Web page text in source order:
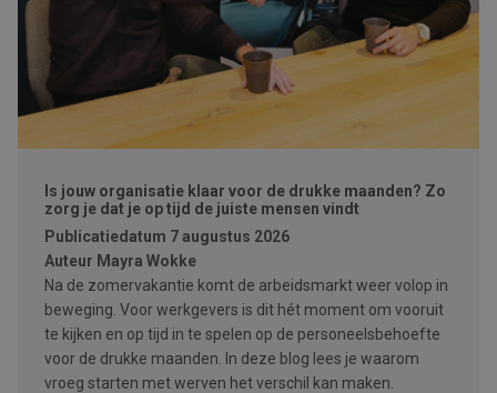
Is jouw organisatie klaar voor de drukke maanden? Zo
zorg je dat je op tijd de juiste mensen vindt
Publicatiedatum 7 augustus 2026
Auteur Mayra Wokke
Na de zomervakantie komt de arbeidsmarkt weer volop in
beweging. Voor werkgevers is dit hét moment om vooruit
te kijken en op tijd in te spelen op de personeelsbehoefte
voor de drukke maanden. In deze blog lees je waarom
vroeg starten met werven het verschil kan maken.